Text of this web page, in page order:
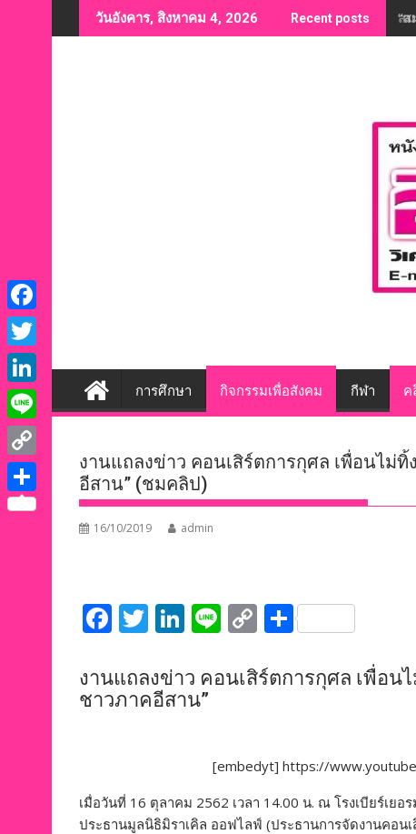
to
วันอังคาร, สิงหาคม 4, 2026 Recent posts “ส
การศึกษา กิจกรรมเพื่อสังคม กีฬา ค
งานแถลงข่าว คอนเสิร์ตการกุศล เพื่อนไม่
อีสาน” (ชมคลิป)
16/10/2019 admin
F
e
b
k
T
itt
er
Li
k
e
Li
e
C
p
n
k
S
ar
งานแถลงข่าว คอนเสิร์ตการกุศล เพื่อ
ชาวภาคอีสาน”
[embedyt] https://
เมื่อวันที่ 16 ตุลาคม 2562 เวลา 14.00 น. ณ โรงเบียร์เย
ประธานมูลนิธิมิราเคิล ออฟไลฟ์ (ประธานการจัดงานคอ
F
a
c
e
b
o
o
T
w
i
t
e
L
i
n
k
e
L
i
n
C
o
S